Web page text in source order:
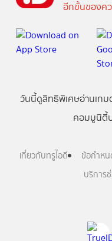
อีกขั้นของค
วันนี้ดูสิทธิพิเศษอ่านเกม
คอมมูนิตี้
เกี่ยวกับทรูไอดี ข้อกำหน
บริการ